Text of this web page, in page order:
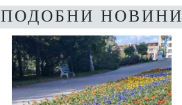
ПОДОБНИ НОВИНИ